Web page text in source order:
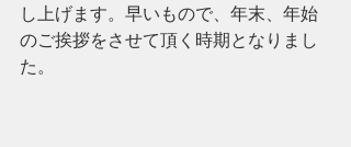
し上げます。早いもので、年末、年始
のご挨拶をさせて頂く時期となりまし
た。